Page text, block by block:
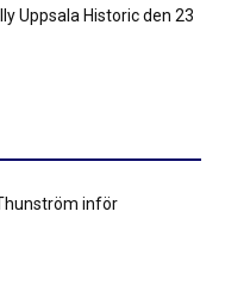
Uppsala Historic den 23
inför